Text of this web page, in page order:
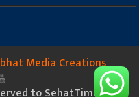
Media Creations
to SehatTimes.Com